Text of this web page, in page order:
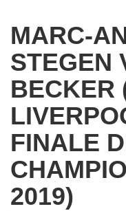
MARC-
STEGEN
BECKER
FINALE
2019)